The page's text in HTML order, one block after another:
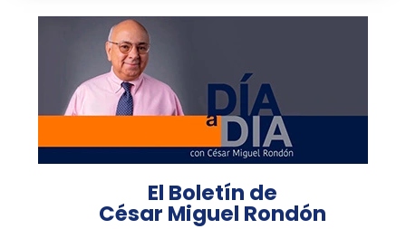
El Boletín de
César Miguel Rondón